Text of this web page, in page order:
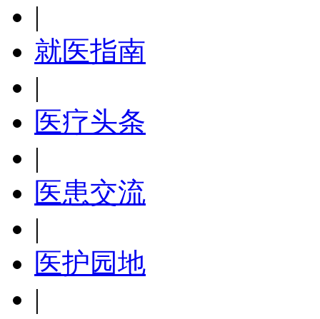
|
就医指南
|
医疗头条
|
医患交流
|
医护园地
|